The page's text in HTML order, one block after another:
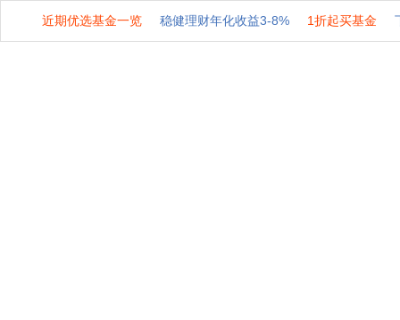
近期优选基金一览 稳健理财年化收益3-8% 1折起买基金